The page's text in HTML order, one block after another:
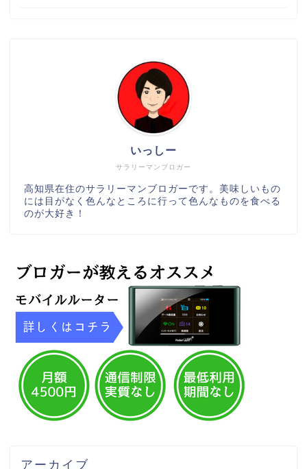
サラリーマンブロガー
いっしー
高知県在住のサラリーマンブロガーです。美味しいもの
には目がなく色んなところに行って色んなものを食べる
のが大好き！
アーカイブ